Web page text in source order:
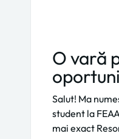
O vară
Salut! Ma
student la
mai exact